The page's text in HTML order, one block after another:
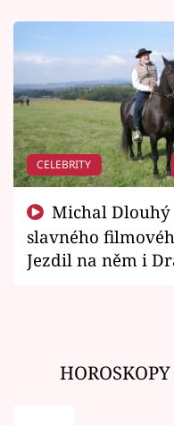
CELEBRITY
slavného
Jezdil na něm i